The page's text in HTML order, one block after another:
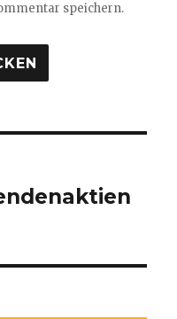
speichern.